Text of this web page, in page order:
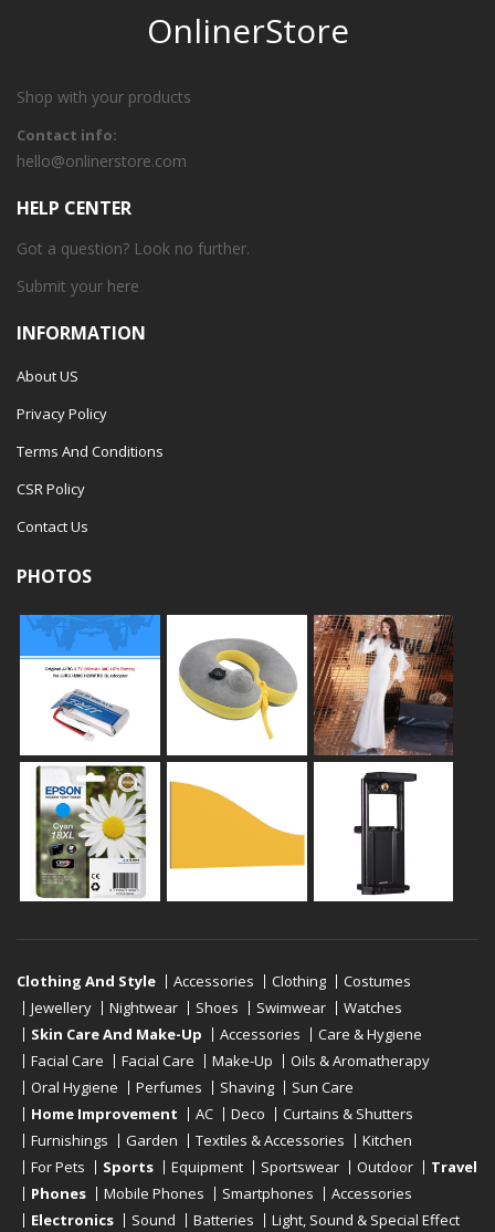
OnlinerStore
Shop with your products
Contact info:
hello@onlinerstore.com
HELP CENTER
Got a question? Look no further.
Submit your here
INFORMATION
About US
Privacy Policy
Terms And Conditions
CSR Policy
Contact Us
PHOTOS
Clothing And Style Accessories Clothing
Costumes
Jewellery
Nightwear Shoes Swimwear
Watches
Skin Care And Make-Up
Accessories
Care & Hygiene
Facial Care
Facial Care Make-Up
Oils & Aromatherapy
Oral Hygiene
Perfumes Shaving
Sun Care
Home Improvement
AC Deco
Curtains & Shutters
Furnishings
Garden Textiles & Accessories
Kitchen
For Pets
Sports Equipment Sportswear Outdoor
Travel
Phones
Mobile Phones Smartphones
Accessories
Electronics
Sound Batteries Light, Sound & Special Effect